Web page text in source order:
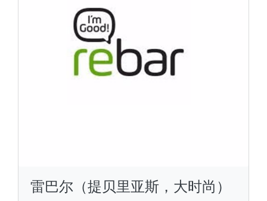
雷巴尔（提贝里亚斯，大时尚）